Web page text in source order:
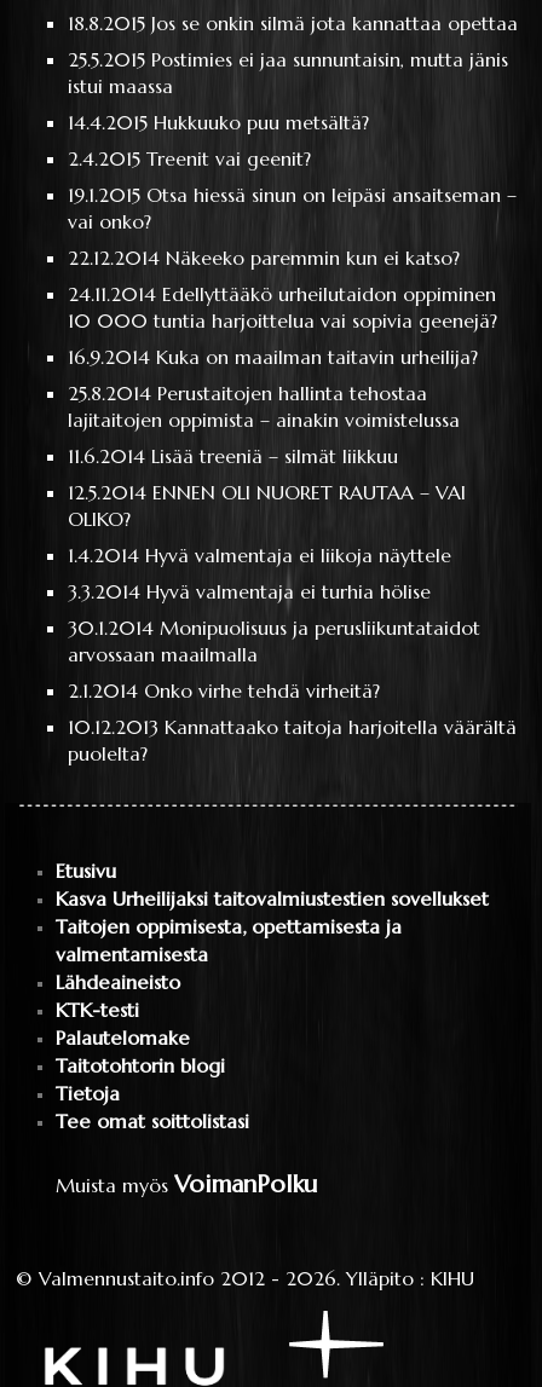
18.8.2015Jos se onkin silmä jota kannattaa opettaa
25.5.2015 Postimies ei jaa sunnuntaisin, mutta jänis
istui maassa
14.4.2015 Hukkuuko puu metsältä?
2.4.2015Treenit vai geenit?
19.1.2015 Otsa hiessä sinun on leipäsi ansaitseman –
vai onko?
22.12.2014 Näkeeko paremmin kun ei katso?
24.11.2014Edellyttääkö urheilutaidon oppiminen
10 000 tuntia harjoittelua vai sopivia geenejä?
16.9.2014 Kuka on maailman taitavin urheilija?
25.8.2014Perustaitojen hallinta tehostaa
lajitaitojen oppimista – ainakin voimistelussa
11.6.2014 Lisää treeniä – silmät liikkuu
12.5.2014ENNEN OLI NUORET RAUTAA – VAI
OLIKO?
1.4.2014Hyvä valmentaja ei liikoja näyttele
3.3.2014Hyvä valmentaja ei turhia hölise
30.1.2014 Monipuolisuus ja perusliikuntataidot
arvossaan maailmalla
2.1.2014 Onko virhe tehdä virheitä?
10.12.2013Kannattaako taitoja harjoitella väärältä
puolelta?
Etusivu
Kasva Urheilijaksi taitovalmiustestien sovellukset
Taitojen oppimisesta, opettamisesta ja
valmentamisesta
Lähdeaineisto
KTK-testi
Palautelomake
Taitotohtorin blogi
Tietoja
Tee omat soittolistasi
Muista myös VoimanPolku
© Valmennustaito.info2012 - 2026.Ylläpito: KIHU